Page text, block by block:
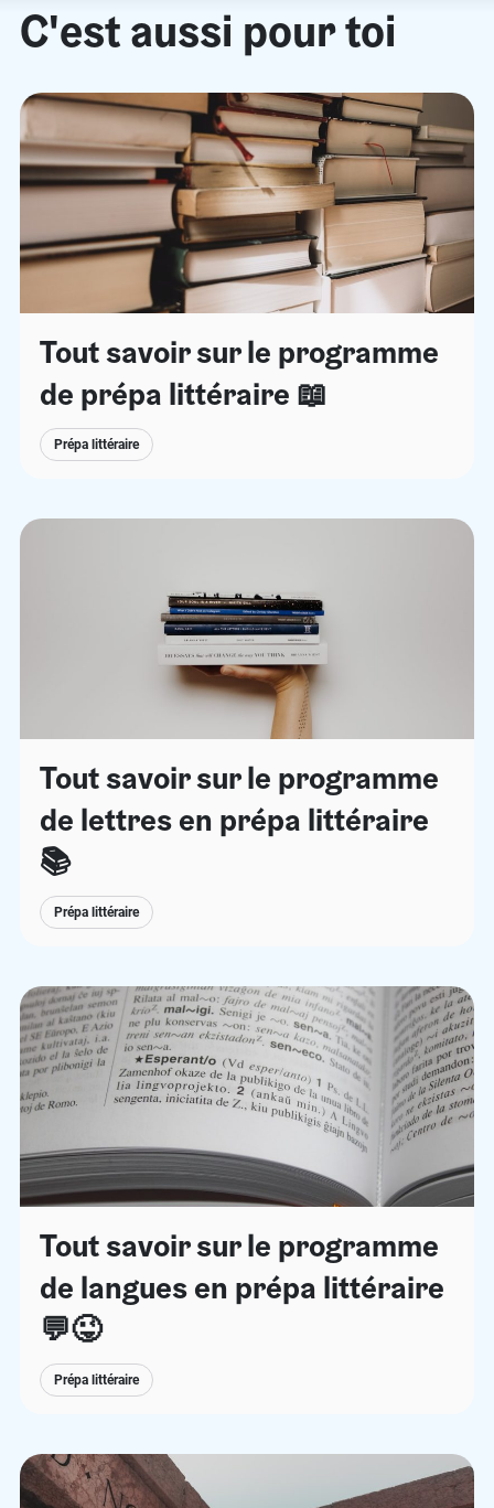
C'est aussi pour toi
Tout savoir sur le programme
de prépa littéraire 📖
Prépa littéraire
Tout savoir sur le programme
de lettres en prépa littéraire
📚
Prépa littéraire
Tout savoir sur le programme
de langues en prépa littéraire
💬😜
Prépa littéraire